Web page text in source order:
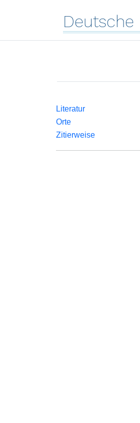
Deutsche
Literatur
Orte
Zitierweise